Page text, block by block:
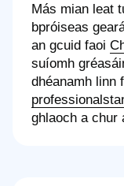
Más mian leat
bpróiseas
an gcuid faoi
suíomh
dhéanamh linn
ghlaoch a chur